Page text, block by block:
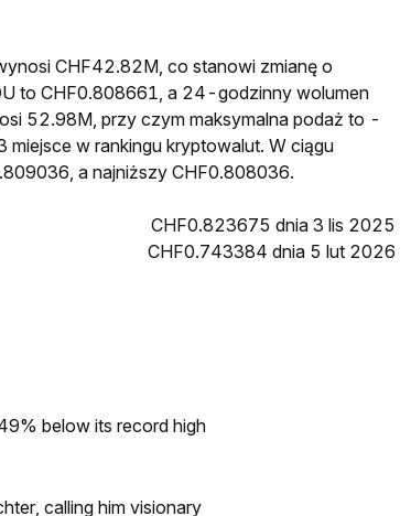
CHF42.82M, co stanowi zmianę o
to CHF0.808661, a 24-godzinny wolumen
52.98M, przy czym maksymalna podaż to -
w rankingu kryptowalut. W ciągu
a najniższy CHF0.808036.
CHF0.823675 dnia 3 lis 2025
CHF0.743384 dnia 5 lut 2026
below its record high
calling him visionary